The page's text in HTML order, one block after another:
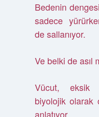
Bedenin
sadece
de sallanıyor.
Ve belki de asıl
Vücut, eksik
biyolojik olarak
anlatıyor.